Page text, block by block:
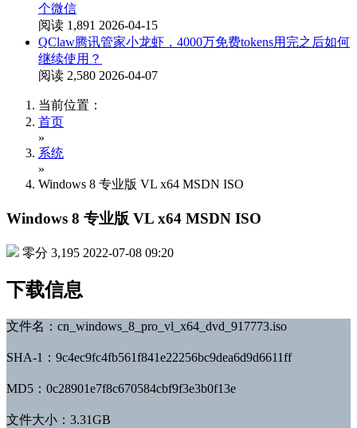
个微信
阅读 1,891 2026-04-15
QClaw腾讯管家小龙虾，4000万免费tokens用完之后如何
继续使用？
阅读 2,580 2026-04-07
当前位置：
首页
»
系统
»
Windows 8 专业版 VL x64 MSDN ISO
Windows 8 专业版 VL x64 MSDN ISO
零分 3,195 2022-07-08 09:20
下载信息
文件名：cn_windows_8_pro_vl_x64_dvd_917773.iso
SHA-1：9c4ec9fc4fb561f841e22256bc9dea6d9d6611ff
MD5：0c28901e7f8c670584cbf9f3e3b0f13e
文件大小：3.31GB